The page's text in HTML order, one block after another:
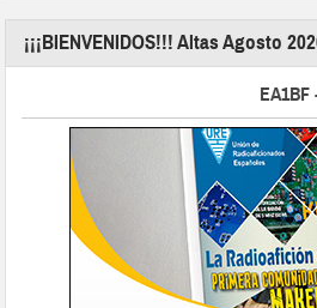
¡¡¡BIENVENIDOS!!! Altas Agosto
EA1BF -